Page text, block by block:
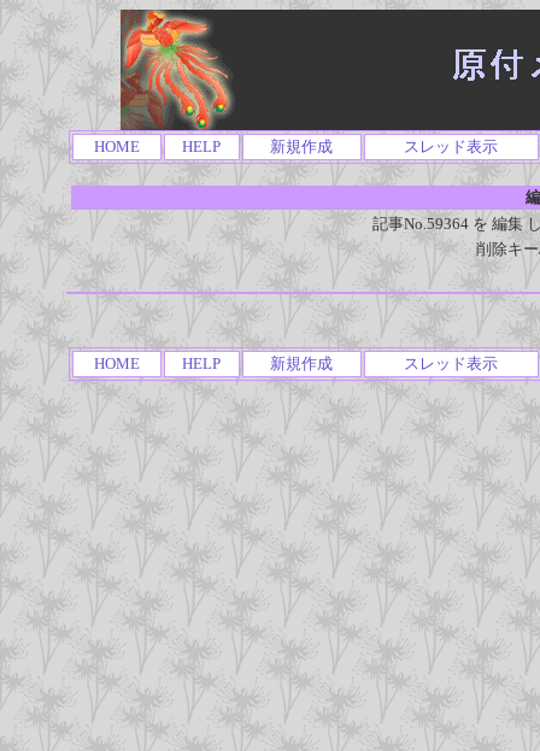
HOME HELP 新規作成 スレッド表示
記事No.59364 を 編集
削除キ
HOME HELP 新規作成 スレッド表示